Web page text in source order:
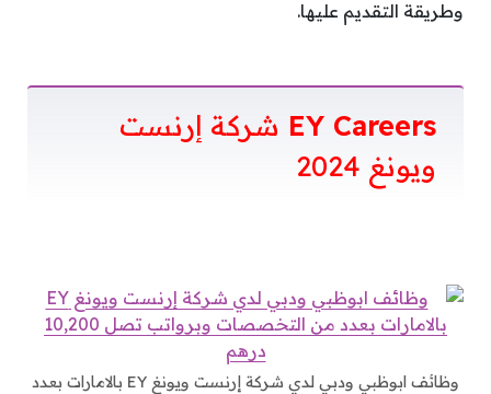
وطريقة التقديم عليها.
EY Careers شركة إرنست
ويونغ 2024
وظائف ابوظبي ودبي لدي شركة إرنست ويونغ EY بالامارات بعدد